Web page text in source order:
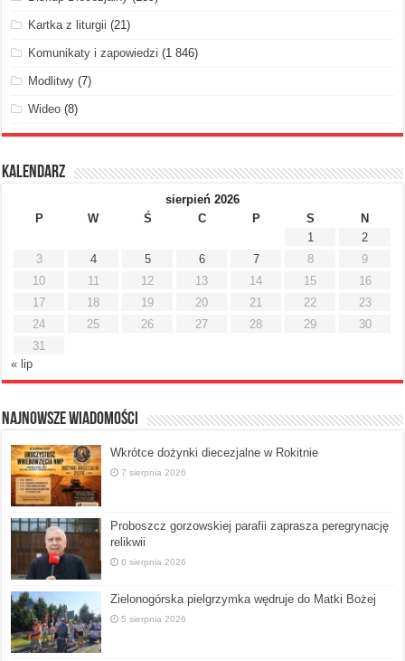
Kartka z liturgii (21)
Komunikaty i zapowiedzi (1 846)
Modlitwy (7)
Wideo (8)
Kalendarz
sierpień 2026
P
W Ś C P S
N
1
2
3
4 5 6 7 8
9
10
11 12 13 14 15
16
17
18 19 20 21 22
23
24
25 26 27 28 29
30
31
« lip
Najnowsze Wiadomości
Wkrótce dożynki diecezjalne w Rokitnie
7 sierpnia 2026
Proboszcz gorzowskiej parafii zaprasza peregrynację
relikwii
6 sierpnia 2026
Zielonogórska pielgrzymka wędruje do Matki Bożej
5 sierpnia 2026